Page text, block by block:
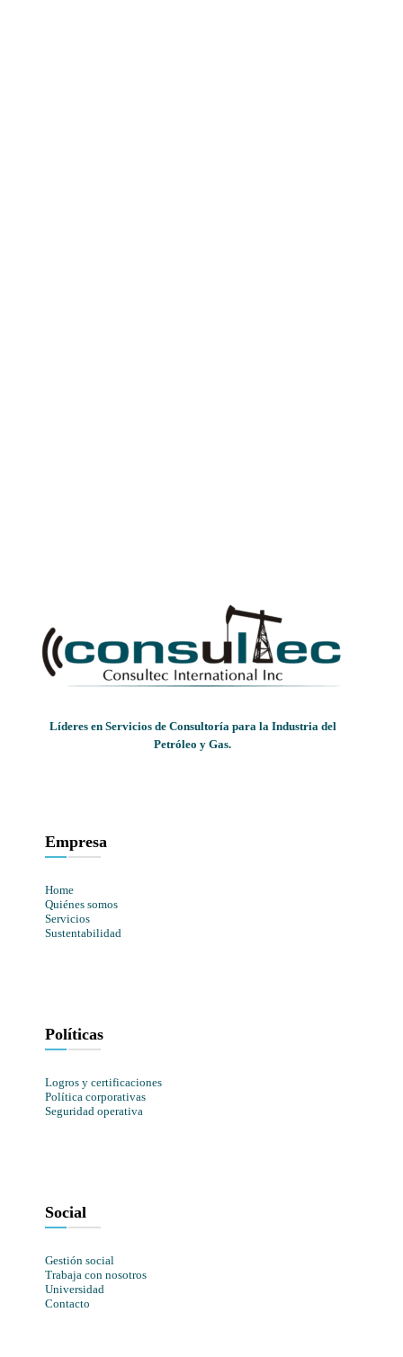
Líderes en Servicios de Consultoría para la Industria del
Petróleo y Gas.
Empresa
Home
Quiénes somos
Servicios
Sustentabilidad
Políticas
Logros y certificaciones
Política corporativas
Seguridad operativa
Social
Gestión social
Trabaja con nosotros
Universidad
Contacto